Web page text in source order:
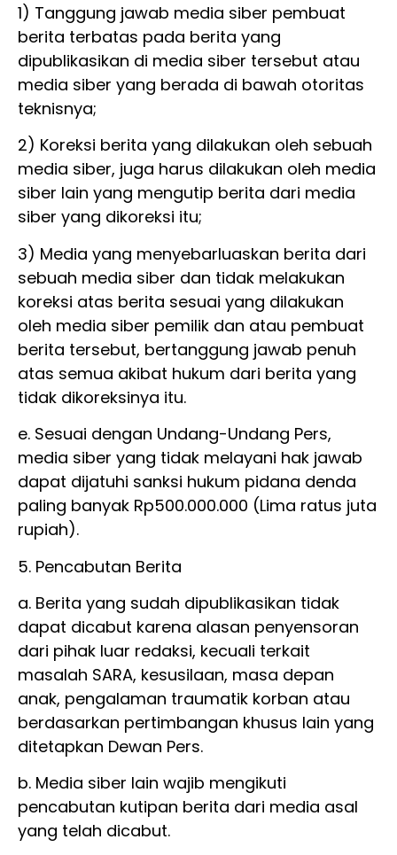
1) Tanggung jawab media siber pembuat
berita terbatas pada berita yang
dipublikasikan di media siber tersebut atau
media siber yang berada di bawah otoritas
teknisnya;
2) Koreksi berita yang dilakukan oleh sebuah
media siber, juga harus dilakukan oleh media
siber lain yang mengutip berita dari media
siber yang dikoreksi itu;
3) Media yang menyebarluaskan berita dari
sebuah media siber dan tidak melakukan
koreksi atas berita sesuai yang dilakukan
oleh media siber pemilik dan atau pembuat
berita tersebut, bertanggung jawab penuh
atas semua akibat hukum dari berita yang
tidak dikoreksinya itu.
e. Sesuai dengan Undang-Undang Pers,
media siber yang tidak melayani hak jawab
dapat dijatuhi sanksi hukum pidana denda
paling banyak Rp500.000.000 (Lima ratus juta
rupiah).
5. Pencabutan Berita
a. Berita yang sudah dipublikasikan tidak
dapat dicabut karena alasan penyensoran
dari pihak luar redaksi, kecuali terkait
masalah SARA, kesusilaan, masa depan
anak, pengalaman traumatik korban atau
berdasarkan pertimbangan khusus lain yang
ditetapkan Dewan Pers.
b. Media siber lain wajib mengikuti
pencabutan kutipan berita dari media asal
yang telah dicabut.